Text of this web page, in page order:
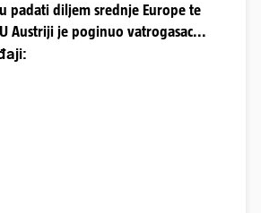
padati diljem srednje Europe te
Austriji je poginuo vatrogasac...